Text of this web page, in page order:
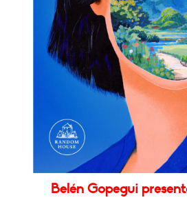
Belén Gopegui